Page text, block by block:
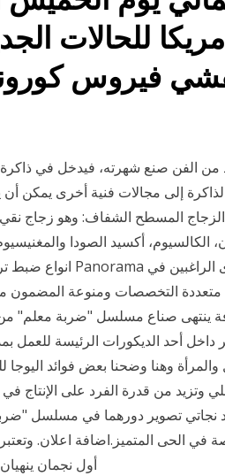
للحالات
فيروس
الفن صنع شهرته، فيدخل في ذاكرة
إلى مجالات فنية أخرى يمكن
موضوع اليوم: الزجاج الملون 1 - الزجاج المسطح
الكالسيوم، أكسيد الصودا
التخصصات ومنوعة المضمون ما
ينتهى صناع مسلسل "ضربة معلم" من
داخل أحد الديكورات الرئيسة للعمل
وهنا ‏وضحنا بعض فوائد
وتزيد من قدرة الفرد على الإنتاج
نجاتي تصوير دورهما في مسلسل
في الحى المتميز.اضافة اعلان.
أول نجمان